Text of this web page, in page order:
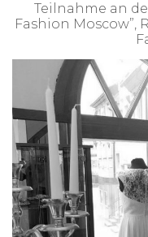
Teilnahme an
Fashion Moscow”,